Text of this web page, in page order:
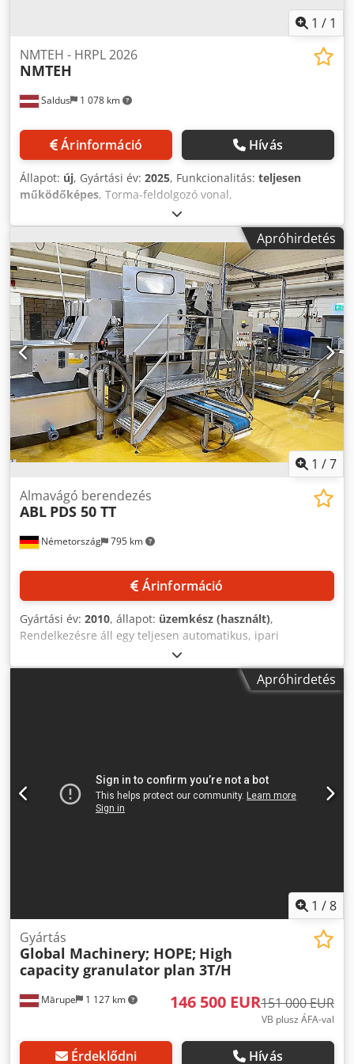
1 / 1
Saldus 1 078 km
NMTEH - HRPL 2026
NMTEH
Árinformáció Hívás
Állapot: új, Gyártási év: 2025, Funkcionalitás: teljesen
működőképes, Torma-feldolgozó vonal,
gyökérpozicionálással akár 1000 kg/óra kapacitású 1.
Előmosó adagoló szállítószalaggal 2. Torma gyökér tisztító
3. Öblítés 4. Gyökérpozicionálás a vágás előtt 5. Gyökérvágó
(10 cm) 6. Szállítószalag 7. Ellenőrző asztal 8. Szellőztetés a)
nagy gyökerek (2 kg és 15 kg) súlyozására b) vékony
gyökerek és vágási hulladék darálásához 9. Mérleg (14 fejű
mérleg 7 literes tartályokkal) a) 2 kg-os dobozok raklapon –
éttermek számára Dcedpfxsv Di Aqe Ac Nek b) 15 kg-os
dobozok címkézéshez 10. Padlórá mérleg adagok
súlyozásához
Apróhirdetés
1 /7
Németország 795 km
Almavágó berendezés
ABL PDS 50 TT
Árinformáció
Gyártási év: 2010, állapot: üzemkész (használt),
Rendelkezésre áll egy teljesen automatikus, ipari
almahámozó-, kimagozó- és szeletelő gép, ABL típusú.
Teljesítmény: kb. 250-500 kg/óra, maximális
almafeldolgozási kapacitás: kb. 50 alma/perc, ajánlott
Apróhirdetés
1 /8
Mārupe 1 127 km
Gyártás
Global Machinery; HOPE; High
capacity granulator plan 3T/H
146 500 EUR151 000 EUR
VB plusz ÁFA-val
Érdeklődni Hívás